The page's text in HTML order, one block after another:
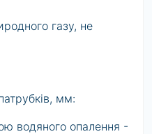
газу, не
мм:
водяного опалення -